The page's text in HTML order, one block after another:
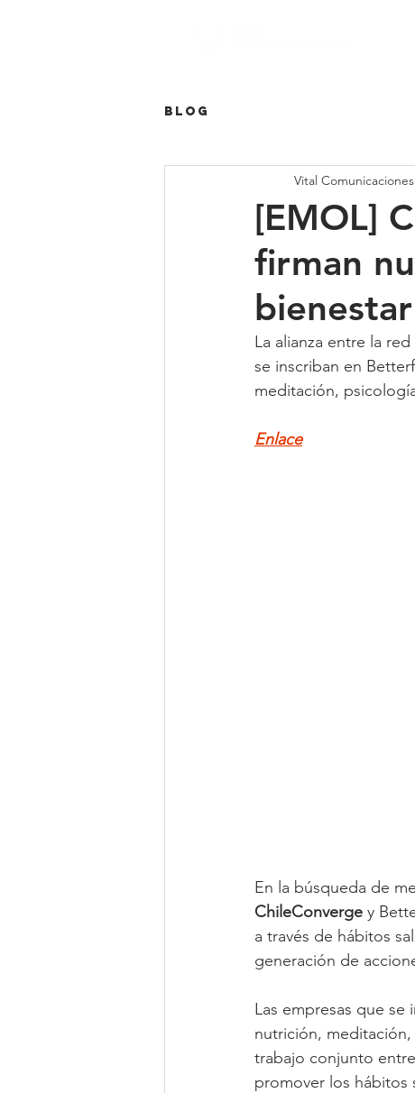
Blog
[EMOL]
firman
Vital Comunicaciones
La alianza entre la
se inscriban en
meditación,
Enlace
En la búsqueda de
ChileConverge y
a través de hábitos
generación de
Las empresas que
nutrición, meditación,
trabajo conjunto
promover los hábitos